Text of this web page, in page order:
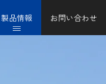
製品情報 お問い合わせ